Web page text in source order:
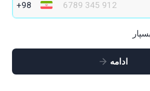
ادامه